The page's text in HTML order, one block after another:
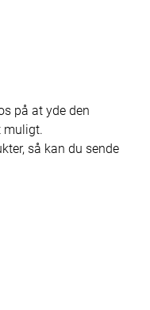
på at yde den
muligt.
så kan du sende